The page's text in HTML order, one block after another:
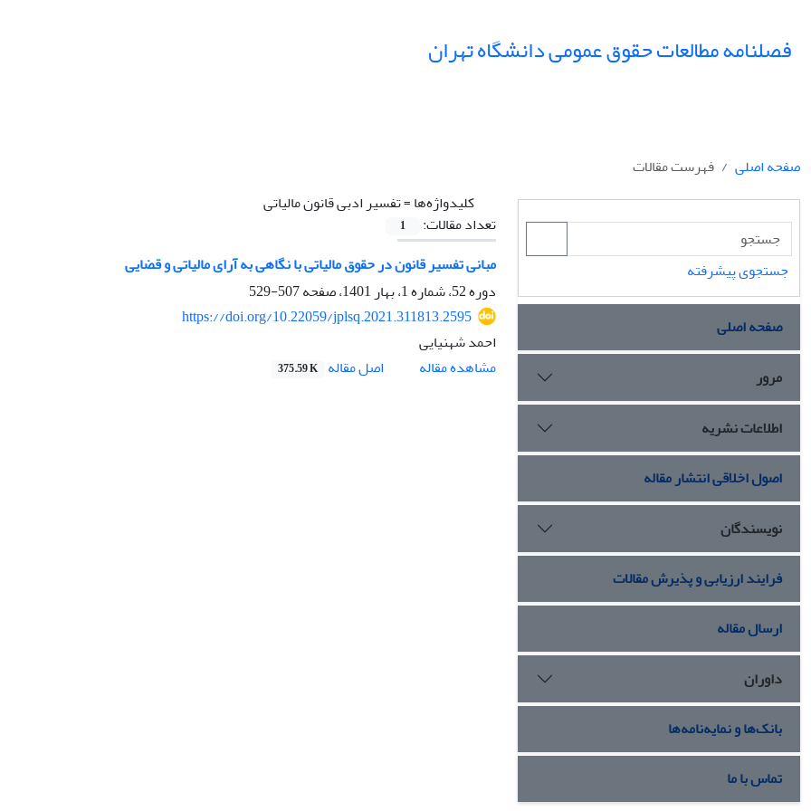
فصلنامه مطالعات حقوق عمومی دانشگاه تهران
صفحه اصلی
فهرست مقالات
کلیدواژه‌ها =تفسیر ادبی قانون مالیاتی
تعداد مقالات:
1
مبانی تفسیر قانون در حقوق مالیاتی با نگاهی به آرای مالیاتی و قضایی
دوره 52، شماره 1، بهار 1401، صفحه
507-529
https://doi.org/10.22059/jplsq.2021.311813.2595
احمد شهنیایی
مشاهده مقاله
اصل مقاله 375.59 K
جستجوی پیشرفته
صفحه اصلی
مرور
اطلاعات نشریه
اصول اخلاقی انتشار مقاله
نویسندگان
فرایند ارزیابی و پذیرش مقالات
ارسال مقاله
داوران
بانک‌ها و نمایه‌نامه‌ها
تماس با ما